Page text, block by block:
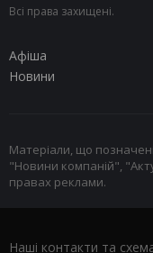
Всі права захищені.
Афіша
Новини
Матеріали, що
"Новини компаній",
правах реклами.
Наші контакти та